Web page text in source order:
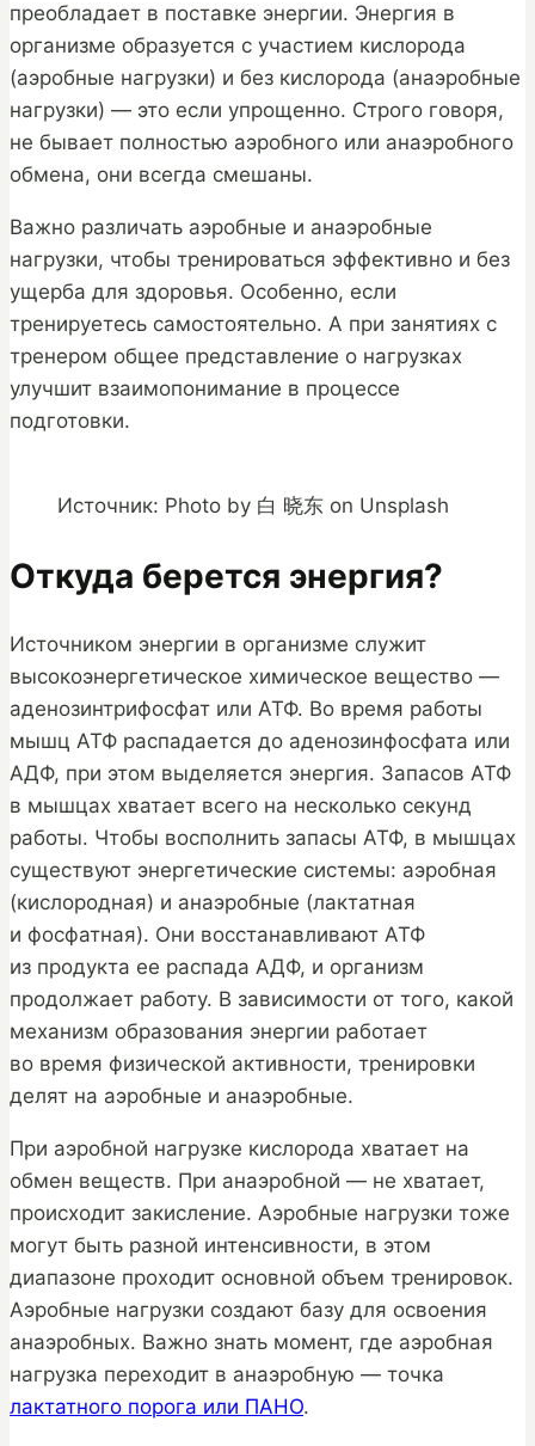
преобладает в поставке энергии. Энергия в
организме образуется с участием кислорода
(аэробные нагрузки) и без кислорода (анаэробные
нагрузки) — это если упрощенно. Строго говоря,
не бывает полностью аэробного или анаэробного
обмена, они всегда смешаны.
Важно различать аэробные и анаэробные
нагрузки, чтобы тренироваться эффективно и без
ущерба для здоровья. Особенно, если
тренируетесь самостоятельно. А при занятиях с
тренером общее представление о нагрузках
улучшит взаимопонимание в процессе
подготовки.
Источник: Photo by 白 晓东 on Unsplash
Откуда берется энергия?
Источником энергии в организме служит
высокоэнергетическое химическое вещество —
аденозинтрифосфат или АТФ. Во время работы
мышц АТФ распадается до аденозинфосфата или
АДФ, при этом выделяется энергия. Запасов АТФ
в мышцах хватает всего на несколько секунд
работы. Чтобы восполнить запасы АТФ, в мышцах
существуют энергетические системы: аэробная
(кислородная) и анаэробные (лактатная
и фосфатная). Они восстанавливают АТФ
из продукта ее распада АДФ, и организм
продолжает работу. В зависимости от того, какой
механизм образования энергии работает
во время физической активности, тренировки
делят на аэробные и анаэробные.
При аэробной нагрузке кислорода хватает на
обмен веществ. При анаэробной — не хватает,
происходит закисление. Аэробные нагрузки тоже
могут быть разной интенсивности, в этом
диапазоне проходит основной объем тренировок.
Аэробные нагрузки создают базу для освоения
анаэробных. Важно знать момент, где аэробная
нагрузка переходит в анаэробную — точка
лактатного порога или ПАНО.